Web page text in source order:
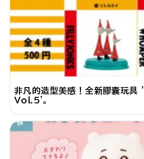
非凡的造型美感！全新膠囊玩
Vol.5'。